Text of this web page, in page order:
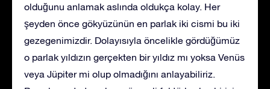
olduğunu anlamak aslında oldukça kolay. Her
şeyden önce gökyüzünün en parlak iki cismi bu iki
gezegenimizdir. Dolayısıyla öncelikle gördüğümüz
o parlak yıldızın gerçekten bir yıldız mı yoksa Venüs
veya Jüpiter mi olup olmadığını anlayabiliriz.